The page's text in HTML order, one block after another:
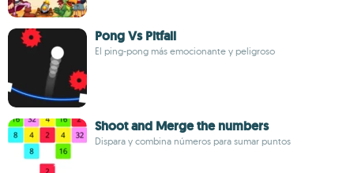
Pong Vs Pitfall
El ping-pong más emocionante y peligroso
Shoot and Merge the numbers
Dispara y combina números para sumar puntos